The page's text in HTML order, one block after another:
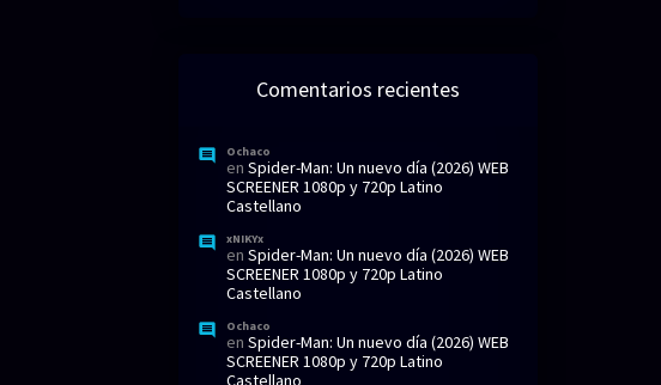
Comentarios recientes
Ochaco
en Spider-Man: Un nuevo día (2026) WEB
SCREENER 1080p y 720p Latino
Castellano
xNIKYx
en Spider-Man: Un nuevo día (2026) WEB
SCREENER 1080p y 720p Latino
Castellano
Ochaco
en Spider-Man: Un nuevo día (2026) WEB
SCREENER 1080p y 720p Latino
Castellano